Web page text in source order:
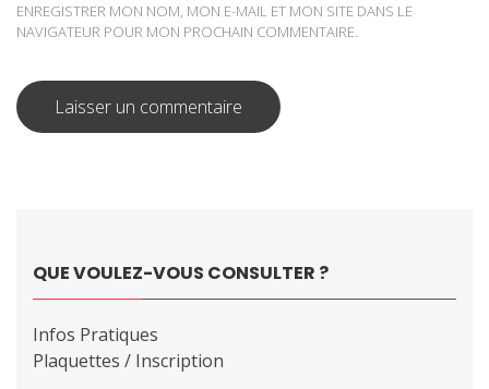
ENREGISTRER MON NOM, MON E-MAIL ET MON SITE DANS LE
NAVIGATEUR POUR MON PROCHAIN COMMENTAIRE.
QUE VOULEZ-VOUS CONSULTER ?
Infos Pratiques
Plaquettes / Inscription